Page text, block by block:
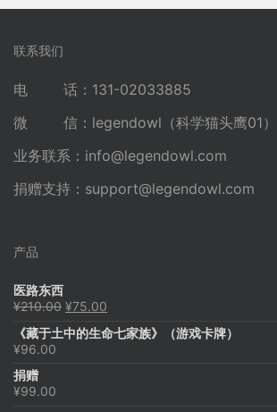
联系我们
电 话：131-02033885
微 信：legendowl（科学猫头鹰01）
业务联系： info@legendowl.com
捐赠支持： support@legendowl.com
产品
医路东西
¥210.00 原
为：
¥75.00
价
《藏于土中的生命七家族》（游戏卡牌）
¥96.00
捐赠
¥99.00